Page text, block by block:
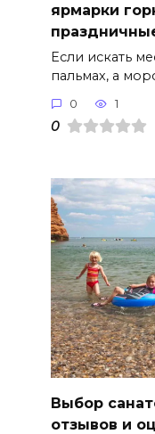
ярмарки
Если искать
пальмах, а
0 1
0
Выбор
отзывов и